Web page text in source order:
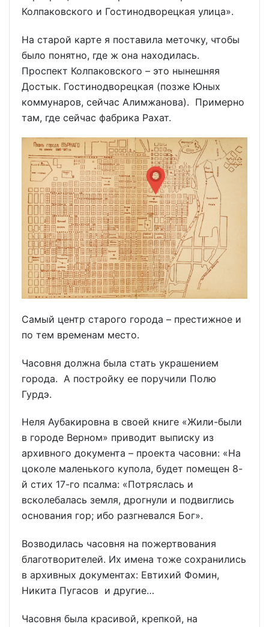
Колпаковского и Гостинодворецкая улица».
На старой карте я поставила меточку, чтобы
было понятно, где ж она находилась.
Проспект Колпаковского – это нынешняя
Достык. Гостинодворецкая (позже Юных
коммунаров, сейчас Алимжанова). Примерно
там, где сейчас фабрика Рахат.
Самый центр старого города – престижное и
по тем временам место.
Часовня должна была стать украшением
города. А постройку ее поручили Полю
Гурдэ.
Неля Аубакировна в своей книге «Жили-были
в городе Верном» приводит выписку из
архивного документа – проекта часовни: «На
цоколе маленького купола, будет помещен 8-
й стих 17-го псалма: «Потряслась и
всколебалась земля, дрогнули и подвиглись
основания гор; ибо разгневался Бог».
Возводилась часовня на пожертвования
благотворителей. Их имена тоже сохранились
в архивных документах: Евтихий Фомин,
Никита Пугасов и другие…
Часовня была красивой, крепкой, на